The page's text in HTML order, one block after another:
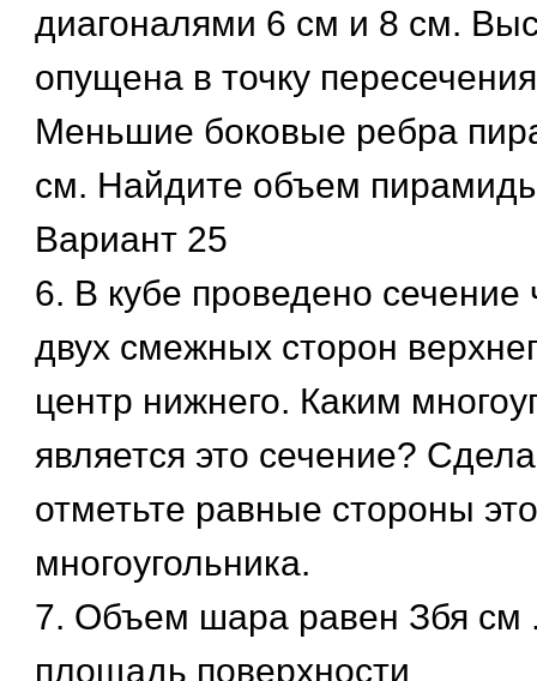
диагоналями 6 см и 8 см.
опущена в точку
Меньшие боковые ребра
см. Найдите объем
Вариант 25
6. В кубе проведено сечение
двух смежных сторон
центр нижнего. Каким
является это сечение?
отметьте равные стороны
многоугольника.
7. Объем шара равен Збя см
площадь поверхности